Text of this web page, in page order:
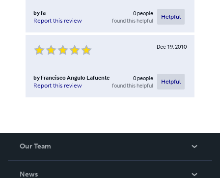
byfa
Report this review
0people
found this helpful
Helpful
Dec 19, 2010
by Francisco Angulo Lafuente
Report this review
0people
found this helpful
Helpful
Our Team
News